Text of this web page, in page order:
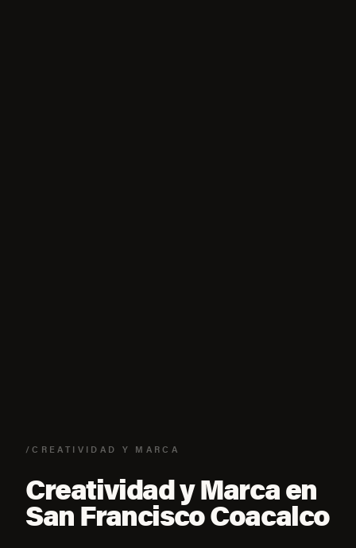
/CREATIVIDAD Y MARCA
Creatividad y Marca en
San Francisco Coacalco